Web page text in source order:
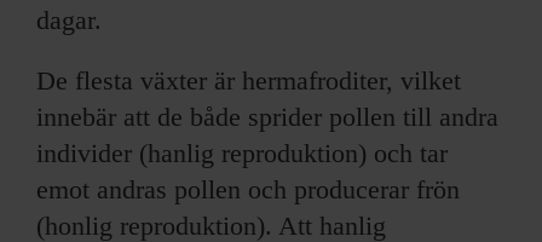
dagar.
De flesta växter är hermafroditer, vilket
innebär att de både sprider pollen till andra
individer (hanlig reproduktion) och tar
emot andras pollen och producerar frön
(honlig reproduktion). Att hanlig